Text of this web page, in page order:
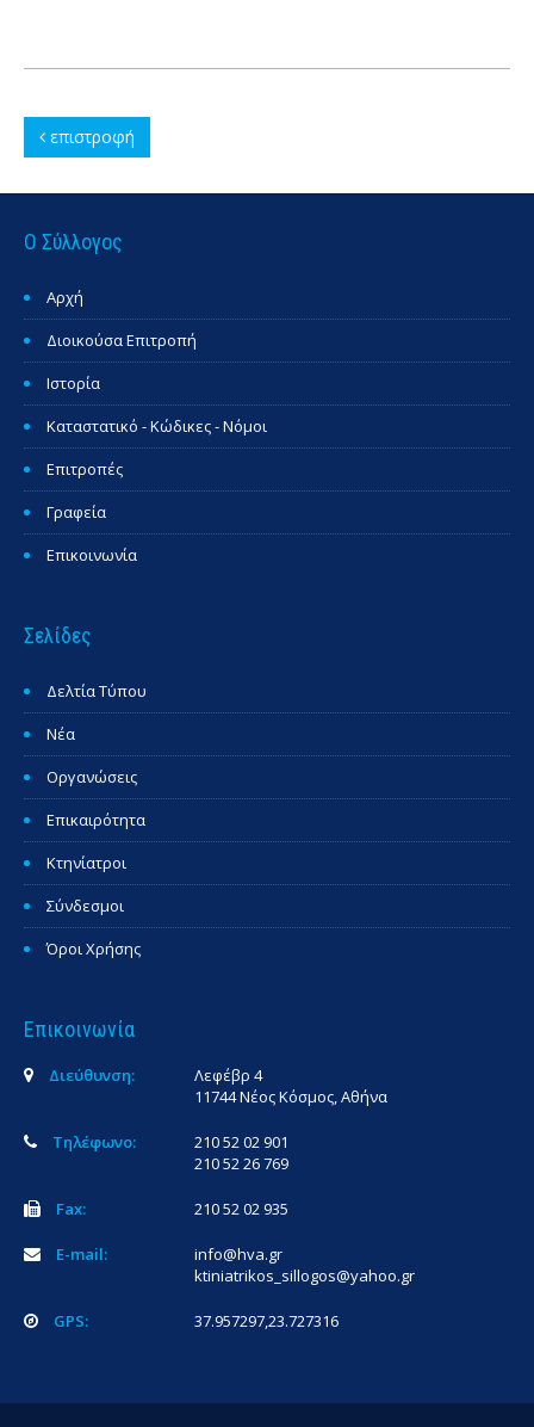
επιστροφή
Ο Σύλλογος
Αρχή
Διοικούσα Επιτροπή
Ιστορία
Καταστατικό - Κώδικες - Νόμοι
Επιτροπές
Γραφεία
Επικοινωνία
Σελίδες
Δελτία Τύπου
Νέα
Οργανώσεις
Επικαιρότητα
Κτηνίατροι
Σύνδεσμοι
Όροι Χρήσης
Επικοινωνία
Διεύθυνση:
Λεφέβρ 4
11744 Νέος Κόσμος, Αθήνα
Τηλέφωνο:
210 52 02 901
210 52 26 769
Fax: 210 52 02 935
E-mail:
info@hva.gr
ktiniatrikos_sillogos@yahoo.gr
GPS: 37.957297,23.727316